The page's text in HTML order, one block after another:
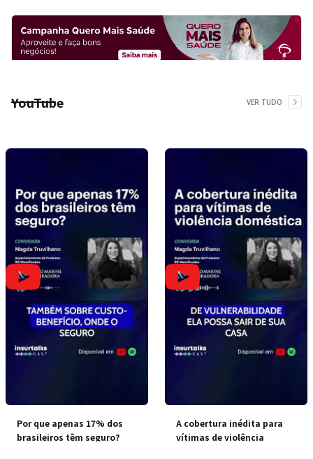
YouTube VER TUDO
Por que apenas 17% dos
brasileiros têm seguro?
A cobertura inédita para
vítimas de violência